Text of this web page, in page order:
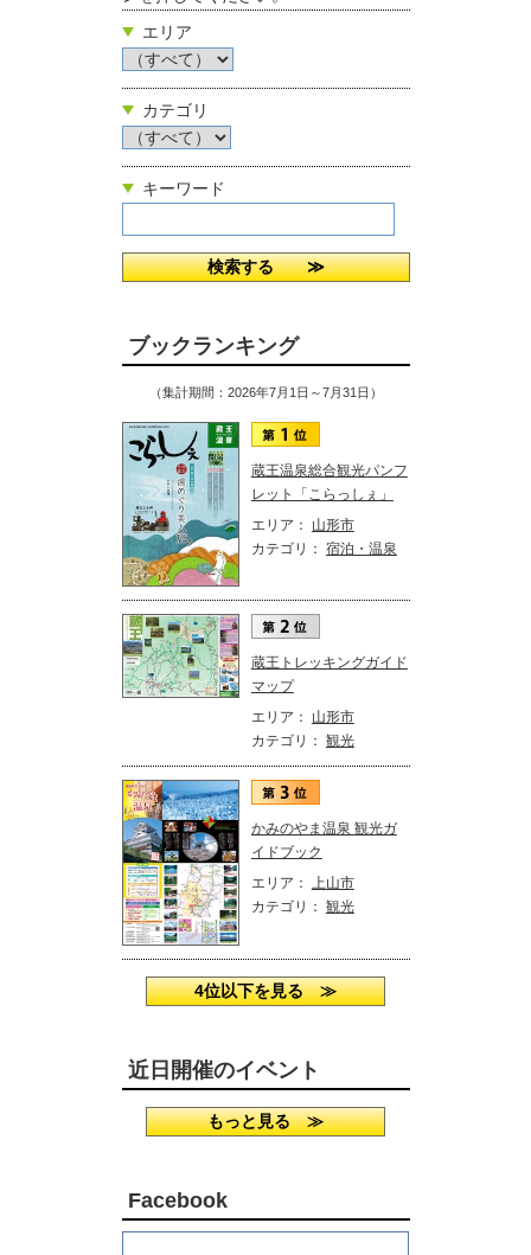
エリア
カテゴリ
キーワード
ブックランキング
（集計期間：2026年7月1日～7月31日）
蔵王温泉総合観光パンフ
レット「こらっしぇ」
エリア： 山形市
カテゴリ： 宿泊・温泉
蔵王トレッキングガイド
マップ
エリア： 山形市
カテゴリ： 観光
かみのやま温泉 観光ガ
イドブック
エリア： 上山市
カテゴリ： 観光
4位以下を見る ≫
近日開催のイベント
もっと見る ≫
Facebook